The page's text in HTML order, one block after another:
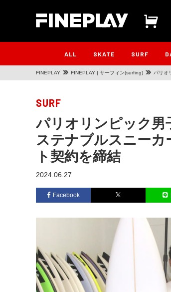
ALL SKATE SURF
FINEPLAY FINEPLAY | サーフィン(surfing) パリオ
SURF
パリオリンピック男
ステナブルスニーカ
ト契約を締結
2024.06.27
Facebook